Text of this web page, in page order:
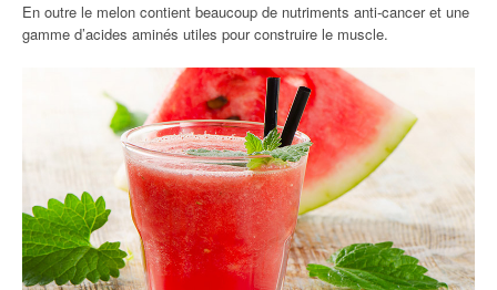
En outre le melon contient beaucoup de nutriments anti-cancer et une
gamme d’acides aminés utiles pour construire le muscle.